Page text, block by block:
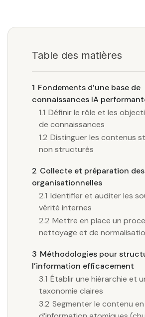
Table des matières
1 Fondements d’une base de
connaissances IA
1.1 Définir le rôle et les
de connaissances
1.2 Distinguer les contenus
non structurés
2 Collecte et préparation
organisationnelles
2.1 Identifier et auditer les
vérité internes
2.2 Mettre en place un
nettoyage et de
3 Méthodologies pour
l’information efficacement
3.1 Établir une hiérarchie et
taxonomie claires
3.2 Segmenter le contenu